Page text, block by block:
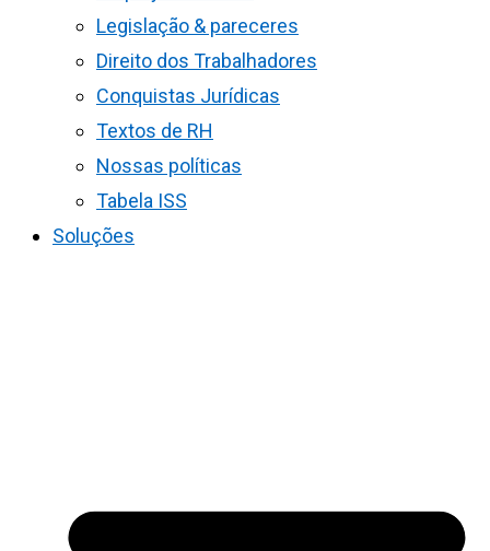
Legislação & pareceres
Direito dos Trabalhadores
Conquistas Jurídicas
Textos de RH
Nossas políticas
Tabela ISS
Soluções